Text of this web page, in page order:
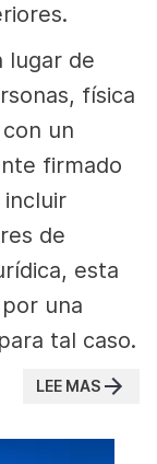
lugar de
física
un
firmado
de
esta
una
tal caso.
LEE MAS